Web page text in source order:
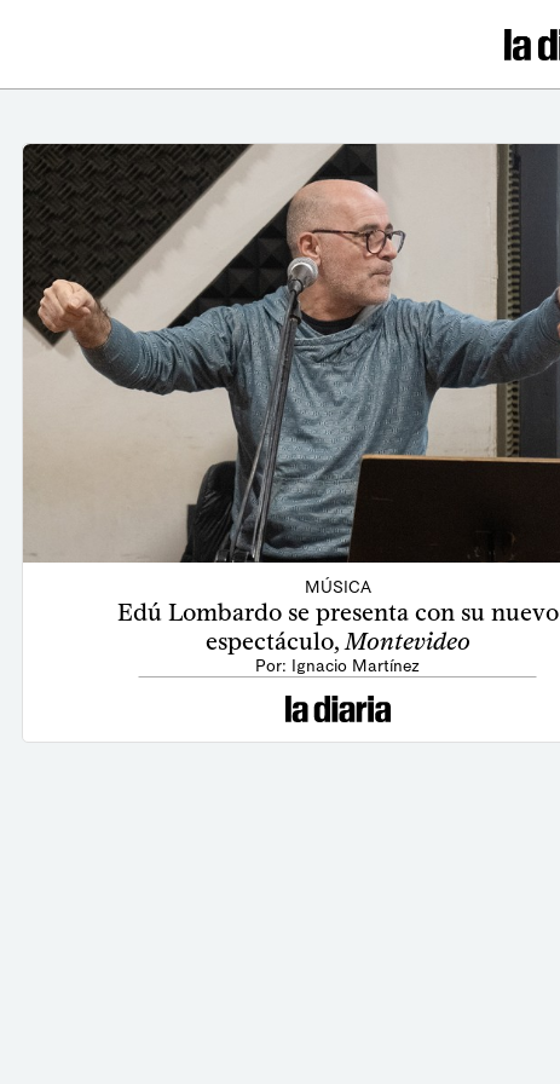
MÚSICA
Edú Lombardo se presenta con su nuevo
espectáculo,Montevideo
Por: Ignacio Martínez